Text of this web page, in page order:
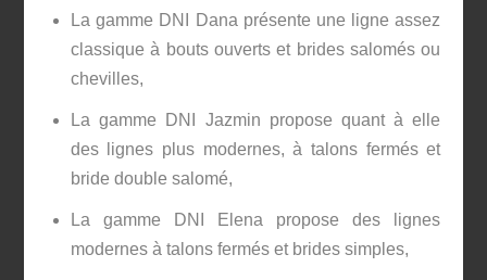
La gamme DNI Dana présente une ligne assez
classique à bouts ouverts et brides salomés ou
chevilles,
La gamme DNI Jazmin propose quant à elle
des lignes plus modernes, à talons fermés et
bride double salomé,
La gamme DNI Elena propose des lignes
modernes à talons fermés et brides simples,